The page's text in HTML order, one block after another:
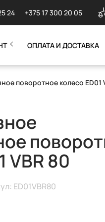
24 +375 17 300 20 05
ОПЛАТА И ДОСТАВКА
поворотное колесо ED01
VBR 80
ED01VBR80